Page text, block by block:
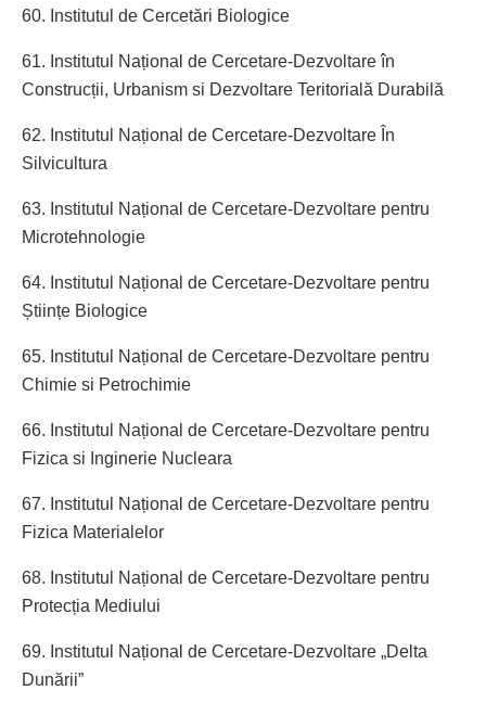
60. Institutul de Cercetări Biologice
61. Institutul Național de Cercetare-Dezvoltare în
Construcții, Urbanism si Dezvoltare Teritorială Durabilă
62. Institutul Național de Cercetare-Dezvoltare În
Silvicultura
63. Institutul Național de Cercetare-Dezvoltare pentru
Microtehnologie
64. Institutul Național de Cercetare-Dezvoltare pentru
Științe Biologice
65. Institutul Național de Cercetare-Dezvoltare pentru
Chimie si Petrochimie
66. Institutul Național de Cercetare-Dezvoltare pentru
Fizica si Inginerie Nucleara
67. Institutul Național de Cercetare-Dezvoltare pentru
Fizica Materialelor
68. Institutul Național de Cercetare-Dezvoltare pentru
Protecția Mediului
69. Institutul Național de Cercetare-Dezvoltare „Delta
Dunării”